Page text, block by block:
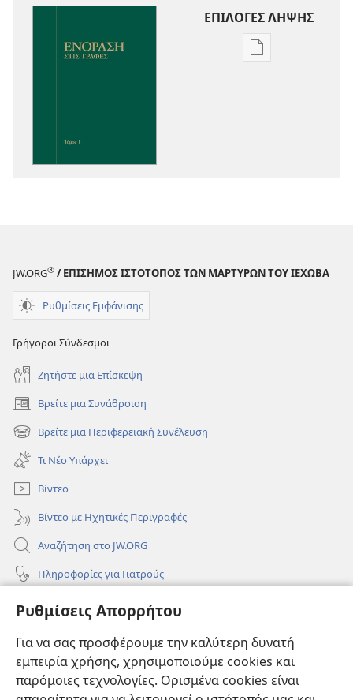
Ρυθμίσεις Απορρήτου
Για να σας προσφέρουμε την καλύτερη δυνατή
εμπειρία χρήσης, χρησιμοποιούμε cookies και
παρόμοιες τεχνολογίες. Ορισμένα cookies είναι
ΕΠΙΛΟΓΕΣ ΛΗΨΗΣ
Επιλογές
JW.ORG® / ΕΠΙΣΗΜΟΣ ΙΣΤΟΤΟΠΟΣ ΤΩΝ ΜΑΡΤΥΡΩΝ ΤΟΥ ΙΕΧΩΒΑ
Ρυθμίσεις Εμφάνισης
Γρήγοροι Σύνδεσμοι
Ζητήστε μια Επίσκεψη
Βρείτε μια Συνάθροιση
(ανοίγει
νέο
παράθυρο)
Βρείτε μια Περιφερειακή Συνέλευση
(ανοίγει
νέο
παράθυρο)
Τι Νέο Υπάρχει
Βίντεο
Βίντεο με Ηχητικές Περιγραφές
Αναζήτηση στο JW.ORG
Πληροφορίες για Γιατρούς
Πληροφορίες για Επίσημους Φορείς και ΜΜΕ
Συνεισφορές
(ανοίγει